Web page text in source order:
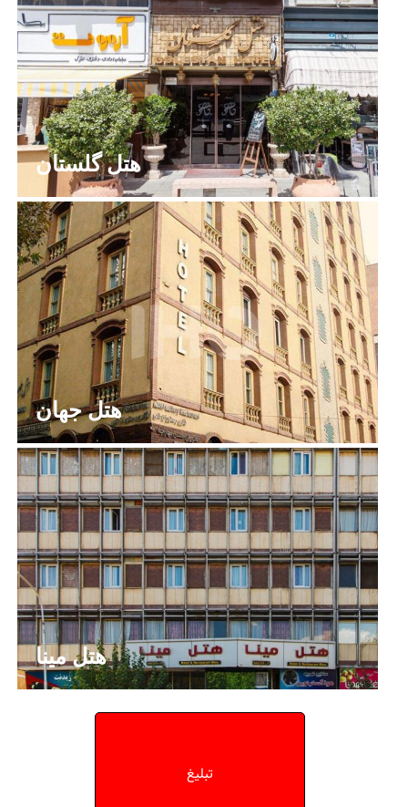
هتل گلستان
هتل جهان
هتل مینا
تبلیغ